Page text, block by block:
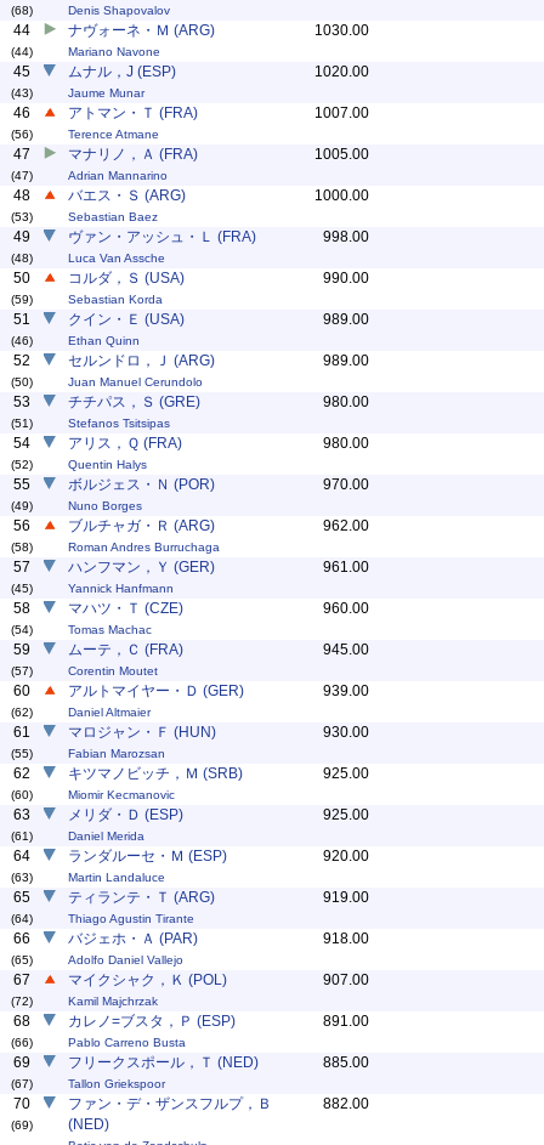
(68) Denis Shapovalov
44
(44)
ナヴォーネ・Ｍ (ARG)
Mariano Navone
1030.00
45
(43)
ムナル，J (ESP)
Jaume Munar
1020.00
46
(56)
アトマン・Ｔ (FRA)
Terence Atmane
1007.00
47
(47)
マナリノ，Ａ (FRA)
Adrian Mannarino
1005.00
48
(53)
バエス・Ｓ (ARG)
Sebastian Baez
1000.00
49
(48)
ヴァン・アッシュ・Ｌ (FRA)
Luca Van Assche
998.00
50
(59)
コルダ，Ｓ (USA)
Sebastian Korda
990.00
51
(46)
クイン・Ｅ (USA)
Ethan Quinn
989.00
52
(50)
セルンドロ，Ｊ (ARG)
Juan Manuel Cerundolo
989.00
53
(51)
チチパス，Ｓ (GRE)
Stefanos Tsitsipas
980.00
54
(52)
アリス，Ｑ (FRA)
Quentin Halys
980.00
55
(49)
ボルジェス・Ｎ (POR)
Nuno Borges
970.00
56
(58)
ブルチャガ・Ｒ (ARG)
Roman Andres Burruchaga
962.00
57
(45)
ハンフマン，Ｙ (GER)
Yannick Hanfmann
961.00
58
(54)
マハツ・Ｔ (CZE)
Tomas Machac
960.00
59
(57)
ムーテ，Ｃ (FRA)
Corentin Moutet
945.00
60
(62)
アルトマイヤー・Ｄ (GER)
Daniel Altmaier
939.00
61
(55)
マロジャン・Ｆ (HUN)
Fabian Marozsan
930.00
62
(60)
キツマノビッチ，Ｍ (SRB)
Miomir Kecmanovic
925.00
63
(61)
メリダ・Ｄ (ESP)
Daniel Merida
925.00
64
(63)
ランダルーセ・Ｍ (ESP)
Martin Landaluce
920.00
65
(64)
ティランテ・Ｔ (ARG)
Thiago Agustin Tirante
919.00
66
(65)
バジェホ・Ａ (PAR)
Adolfo Daniel Vallejo
918.00
67
(72)
マイクシャク，Ｋ (POL)
Kamil Majchrzak
907.00
68
(66)
カレノ=ブスタ，Ｐ (ESP)
Pablo Carreno Busta
891.00
69
(67)
フリークスポール，Ｔ (NED)
Tallon Griekspoor
885.00
70
(69)
ファン・デ・ザンスフルプ，Ｂ
(NED)
882.00